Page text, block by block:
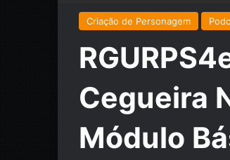
Criação de Personagem
Cegueira
Módulo